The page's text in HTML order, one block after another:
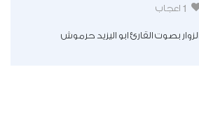
1 اعجاب
بصوت القارئ ابو اليزيد حرموش